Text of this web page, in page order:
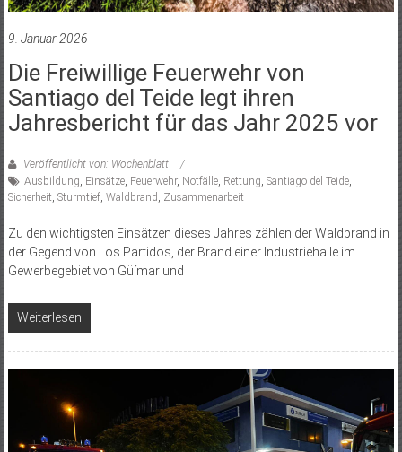
9. Januar 2026
Die Freiwillige Feuerwehr von
Santiago del Teide legt ihren
Jahresbericht für das Jahr 2025 vor
Veröffentlicht von: Wochenblatt
Ausbildung Einsätze, Feuerwehr, Notfälle, Rettung Santiago del Teide,
Sicherheit Sturmtief, Waldbrand Zusammenarbeit
Zu den wichtigsten Einsätzen dieses Jahres zählen der Waldbrand in
der Gegend von Los Partidos, der Brand einer Industriehalle im
Gewerbegebiet von Güímar und
Weiterlesen